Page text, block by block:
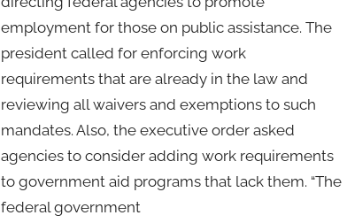
employment for those on public assistance. The
president called for enforcing work
requirements that are already in the law and
reviewing all waivers and exemptions to such
mandates. Also, the executive order asked
agencies to consider adding work requirements
to government aid programs that lack them. “The
federal government